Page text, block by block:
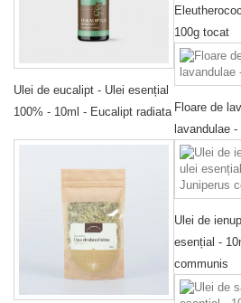
Ulei de eucalipt - Ulei esențial
100% - 10ml - Eucalipt radiata
100g tocat
Floare de
lavandulae
Ulei de
esențial -
communis